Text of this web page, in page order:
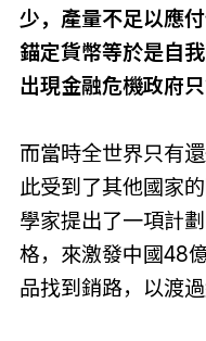
少，產量不足以應
錨定貨幣等於是自
出現金融危機政府
而當時全世界只有
此受到了其他國家
學家提出了一項計
格，來激發中國48
品找到銷路，以渡過